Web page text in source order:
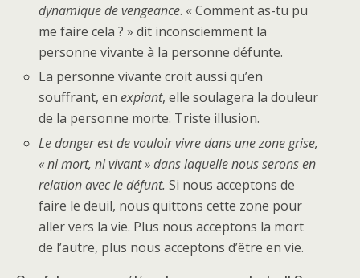
dynamique de vengeance. « Comment as-tu pu
me faire cela ? » dit inconsciemment la
personne vivante à la personne défunte.
La personne vivante croit aussi qu’en
souffrant, enexpiant, elle soulagera la douleur
de la personne morte. Triste illusion.
Le danger est de vouloir vivre dans une zone grise,
« ni mort, ni vivant » dans laquelle nous serons en
relation avec le défunt. Si nous acceptons de
faire le deuil, nous quittons cette zone pour
aller vers la vie. Plus nous acceptons la mort
de l’autre, plus nous acceptons d’être en vie.